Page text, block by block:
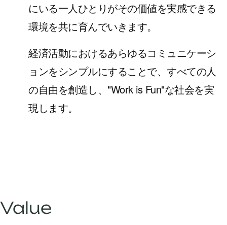
にいる一人ひとりがその価値を実感できる
環境を共に育んでいきます。
経済活動におけるあらゆるコミュニケーシ
ョンをシンプルにすることで、すべての人
の自由を創造し、"Work is Fun"な社会を実
現します。
Value